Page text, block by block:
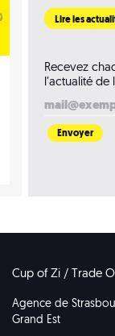
Lire les
Recevez
l’actualité de
Cup of Zi / Trade
Agence de
Grand Est